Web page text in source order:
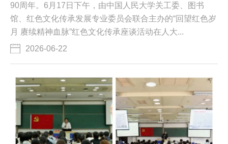
90周年。6月17日下午，由中国人民大学关工委、图书
馆、红色文化传承发展专业委员会联合主办的“回望红色岁
月 赓续精神血脉”红色文化传承座谈活动在人大...
2026-06-22